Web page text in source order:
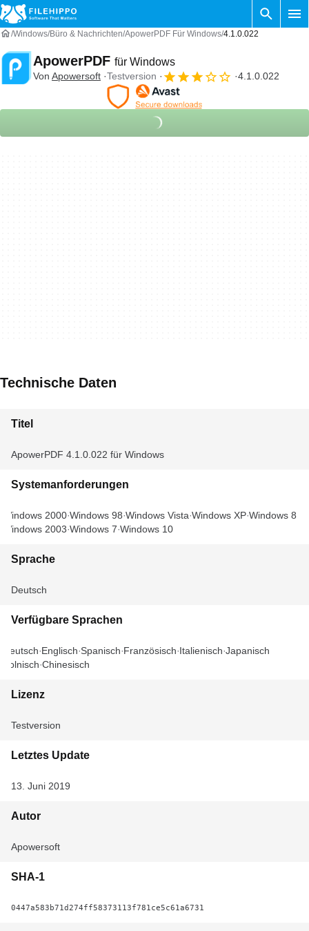
Windows Büro & Nachrichten ApowerPDF Für Windows 4.1.0.022
ApowerPDF für Windows
Von Apowersoft Testversion 4.1.0.022
Technische Daten
Titel
ApowerPDF 4.1.0.022 für Windows
Systemanforderungen
Windows 2000 Windows 98 Windows Vista Windows XP Windows 8
Windows 2003 Windows 7 Windows 10
Sprache
Deutsch
Verfügbare Sprachen
Deutsch Englisch Spanisch Französisch Italienisch Japanisch
Polnisch Chinesisch
Lizenz
Testversion
Letztes Update
13. Juni 2019
Autor
Apowersoft
SHA-1
0447a583b71d274ff58373113f781ce5c61a6731